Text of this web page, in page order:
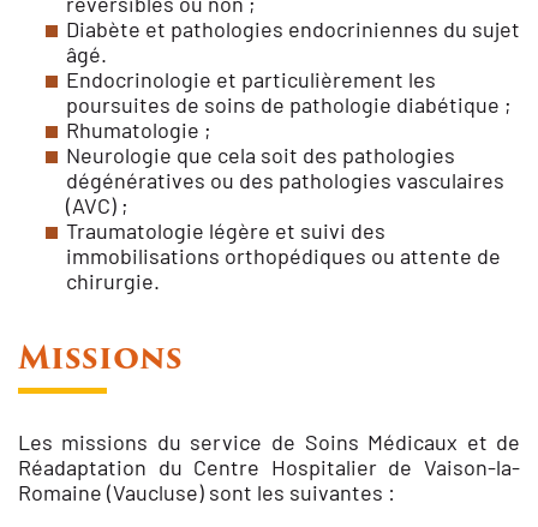
Diabète et pathologies endocriniennes du sujet
âgé.
Endocrinologie et particulièrement les
poursuites de soins de pathologie diabétique ;
Rhumatologie ;
Neurologie que cela soit des pathologies
dégénératives ou des pathologies vasculaires
(AVC) ;
Traumatologie légère et suivi des
immobilisations orthopédiques ou attente de
chirurgie.
Missions
Les missions du service de Soins Médicaux et de
Réadaptation du Centre Hospitalier de Vaison-la-
Romaine (Vaucluse) sont les suivantes :